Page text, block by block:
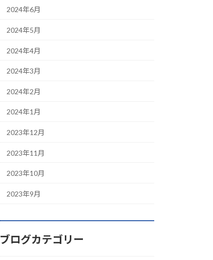
2024年6月
2024年5月
2024年4月
2024年3月
2024年2月
2024年1月
2023年12月
2023年11月
2023年10月
2023年9月
ブログカテゴリー